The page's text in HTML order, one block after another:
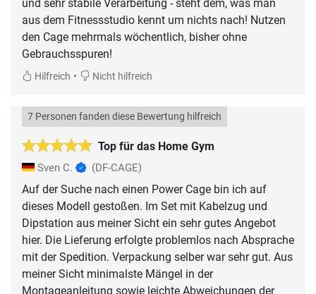
und sehr stabile Verarbeitung - steht dem, was man
aus dem Fitnessstudio kennt um nichts nach! Nutzen
den Cage mehrmals wöchentlich, bisher ohne
Gebrauchsspuren!
Hilfreich • Nicht hilfreich
Top für das Home Gym
7 Personen fanden diese Bewertung hilfreich
Sven C. (DF-CAGE)
Auf der Suche nach einen Power Cage bin ich auf
dieses Modell gestoßen. Im Set mit Kabelzug und
Dipstation aus meiner Sicht ein sehr gutes Angebot
hier. Die Lieferung erfolgte problemlos nach Absprache
mit der Spedition. Verpackung selber war sehr gut. Aus
meiner Sicht minimalste Mängel in der
Montageanleitung sowie leichte Abweichungen der